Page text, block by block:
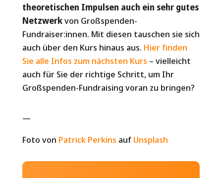
theoretischen Impulsen auch ein sehr gutes
Netzwerkvon Großspenden-
Fundraiser:innen. Mit diesen tauschen sie sich
auch über den Kurs hinaus aus. Hier finden
Sie alle Infos zum nächsten Kurs – vielleicht
auch für Sie der richtige Schritt, um Ihr
Großspenden-Fundraising voran zu bringen?
—
Foto von Patrick Perkins auf Unsplash